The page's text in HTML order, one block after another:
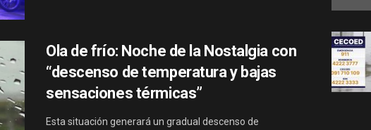
Ola de frío: Noche de la Nostalgia con
“descenso de temperatura y bajas
sensaciones térmicas”
Esta situación generará un gradual descenso de